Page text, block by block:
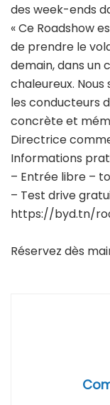
des week-ends
« Ce Roadshow
de prendre le
demain, dans un
chaleureux.
les conducteurs
concrète et
Directrice
Informations
– Entrée libre –
– Test drive
https://byd.tn/
Réservez dès